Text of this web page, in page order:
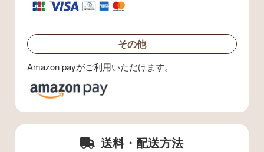
その他
Amazon payがご利用いただけます。
送料・配送方法